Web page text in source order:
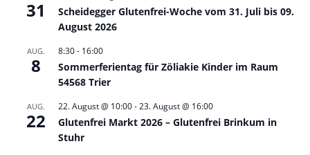
31
Scheidegger Glutenfrei-Woche vom 31. Juli bis 09.
August 2026
AUG.
8
8:30- 16:00
Sommerferientag für Zöliakie Kinder im Raum
54568 Trier
AUG.
22
22. August @ 10:00-23. August @ 16:00
Glutenfrei Markt 2026 – Glutenfrei Brinkum in
Stuhr